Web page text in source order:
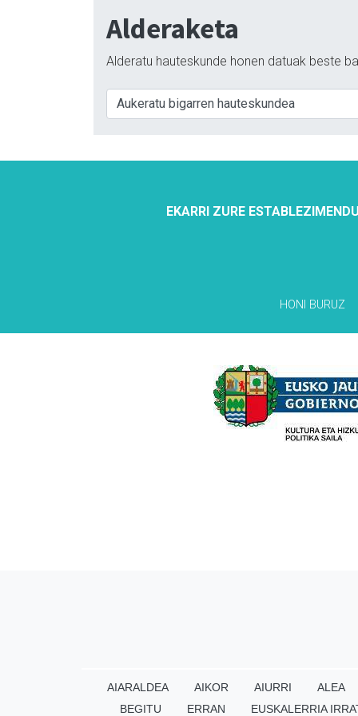
Alderaketa
Alderatu hauteskunde honen datuak beste
EKARRI ZURE
HONI BURUZ
AIARALDEA AIKOR AIURRI
ALEA
BEGITU
ERRAN EUSKALERRIA